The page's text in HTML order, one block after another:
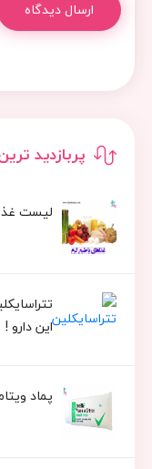
پربازدید
لیست
این دارو !
پماد
ارسال دیدگاه